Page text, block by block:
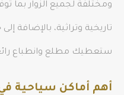
ومختلفة لجميع الزوار بما
تاريخية وتراثية، بالإضافة
ستعطيك مطلع وانطباع
أهم أماكن سياحية